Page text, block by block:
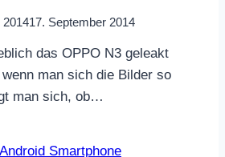
201417. September 2014
das OPPO N3 geleakt
man sich die Bilder so
man sich, ob…